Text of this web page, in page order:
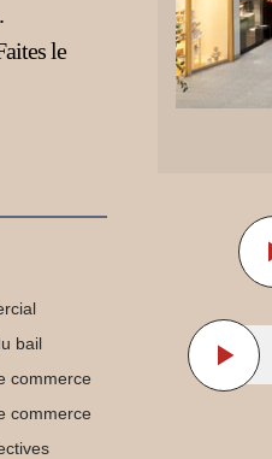
le
bail
commerce
commerce